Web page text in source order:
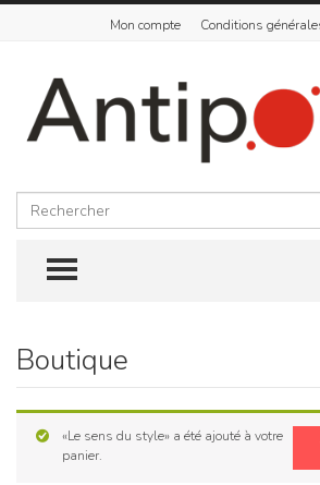
Mon compte Conditions
Rechercher
TOGGLE MENU
Skip
content
Boutique
«Le sens du style» a été ajouté à votre
panier.